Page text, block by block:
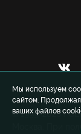
Мы используем
сайтом.
ваших файлов
© 1999-2026
Москва. При